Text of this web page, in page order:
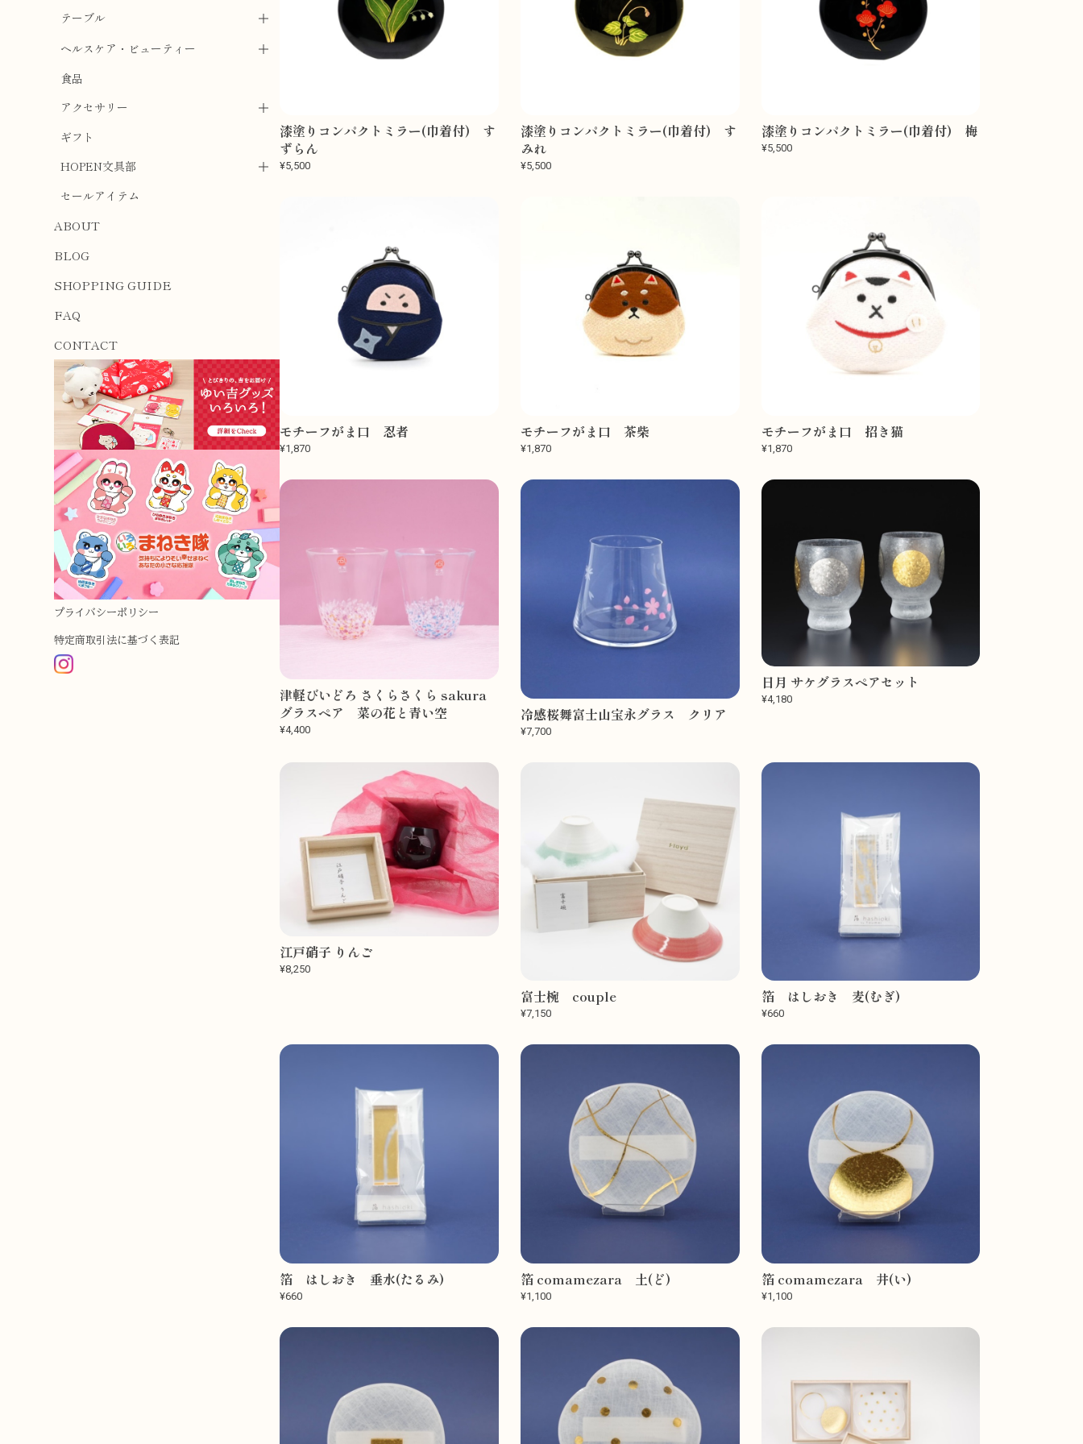
テーブル
ヘルスケア・ビューティー
食品
アクセサリー
ギフト
HOPEN文具部
セールアイテム
ABOUT
BLOG
SHOPPING GUIDE
FAQ
CONTACT
プライバシーポリシー
特定商取引法に基づく表記
漆塗りコンパクトミラー(巾着付) す
ずらん
¥5,500
漆塗りコンパクトミラー(巾着付) す
みれ
¥5,500
漆塗りコンパクトミラー(巾着付) 梅
¥5,500
モチーフがま口 忍者
¥1,870
モチーフがま口 茶柴
¥1,870
モチーフがま口 招き猫
¥1,870
津軽びいどろ さくらさくら sakura
グラスペア 菜の花と青い空
¥4,400
冷感桜舞富士山宝永グラス クリア
¥7,700
日月 サケグラスペアセット
¥4,180
江戸硝子 りんご
¥8,250
富士椀 couple
¥7,150
箔 はしおき 麦(むぎ)
¥660
箔 はしおき 垂水(たるみ)
¥660
箔 comamezara 土(ど)
¥1,100
箔 comamezara 井(い)
¥1,100